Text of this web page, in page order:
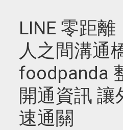
LINE 零距
人之間溝通
foodpanda
開通資訊 讓
速通關